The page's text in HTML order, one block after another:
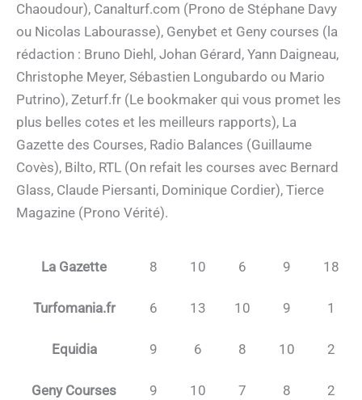
Chaoudour), Canalturf.com (Prono de Stéphane Davy
ou Nicolas Labourasse), Genybet et Geny courses (la
rédaction : Bruno Diehl, Johan Gérard, Yann Daigneau,
Christophe Meyer, Sébastien Longubardo ou Mario
Putrino), Zeturf.fr (Le bookmaker qui vous promet les
plus belles cotes et les meilleurs rapports), La
Gazette des Courses, Radio Balances (Guillaume
Covès), Bilto, RTL (On refait les courses avec Bernard
Glass, Claude Piersanti, Dominique Cordier), Tierce
Magazine (Prono Vérité).
La Gazette 8 10 6 9 18
Turfomania.fr 6 13 10 9 1
Equidia 9 6 8 10 2
Geny Courses 9 10 7 8 2